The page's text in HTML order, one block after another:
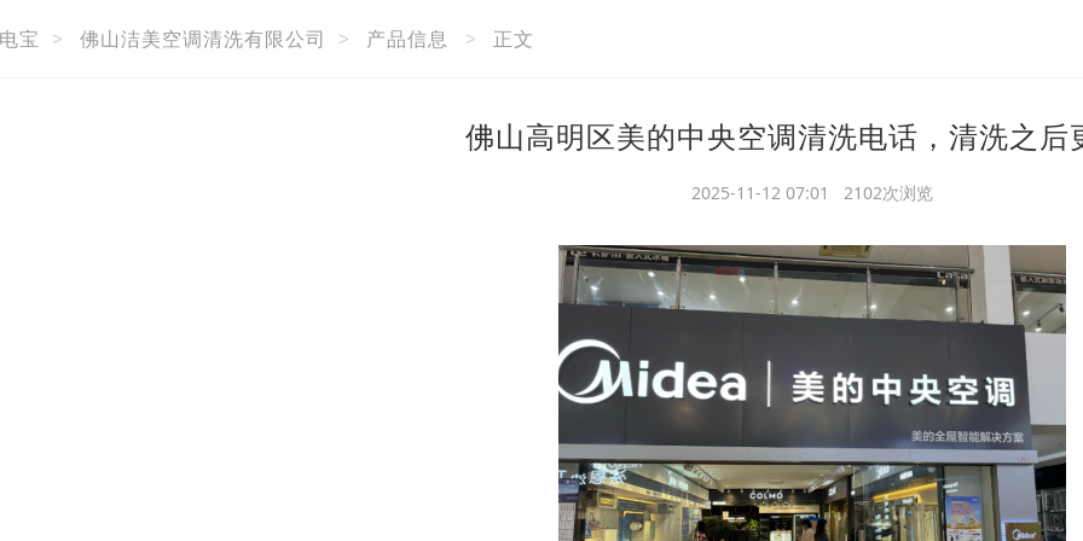
宝 > 佛山洁美空调清洗有限公司 > 产品信息 > 正文
佛山高明区美的中央空调清洗电话，清洗之后
2025-11-12 07:01 2102次浏览